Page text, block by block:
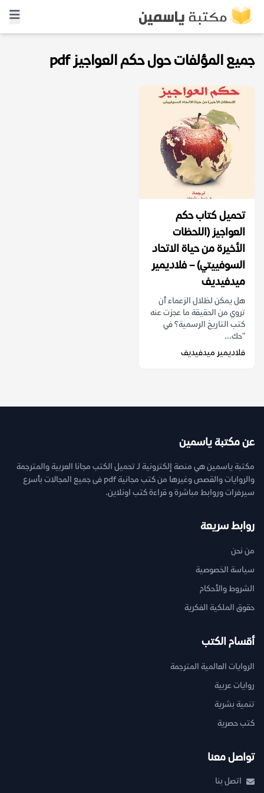
جميع المؤلفات حول حكم العواجيز pdf
تحميل كتاب حكم
العواجيز (اللحظات
الأخيرة من حياة الاتحاد
السوفييتي) – فلاديمير
ميدفيديف
هل يمكن لظلال الزعماء أن
تروي من الحقيقة ما عجزت عنه
كتب التاريخ الرسمية؟ في
"حك...
فلاديمير ميدفيديف
عن مكتبة ياسمين
مكتبة ياسمين هي منصة إلكترونية لـ تحميل الكتب مجانا العربية والمترجمة
والروايات والقصص وغيرها من كتب مجانية pdf فى جميع المجالات بأسرع
سيرفرات وروابط مباشرة و قراءة كتب اونلاين.
روابط سريعة
من نحن
سياسة الخصوصية
الشروط والأحكام
حقوق الملكية الفكرية
أقسام الكتب
الروايات العالمية المترجمة
روايات عربية
تنمية بشرية
كتب حصرية
تواصل معنا
اتصل بنا